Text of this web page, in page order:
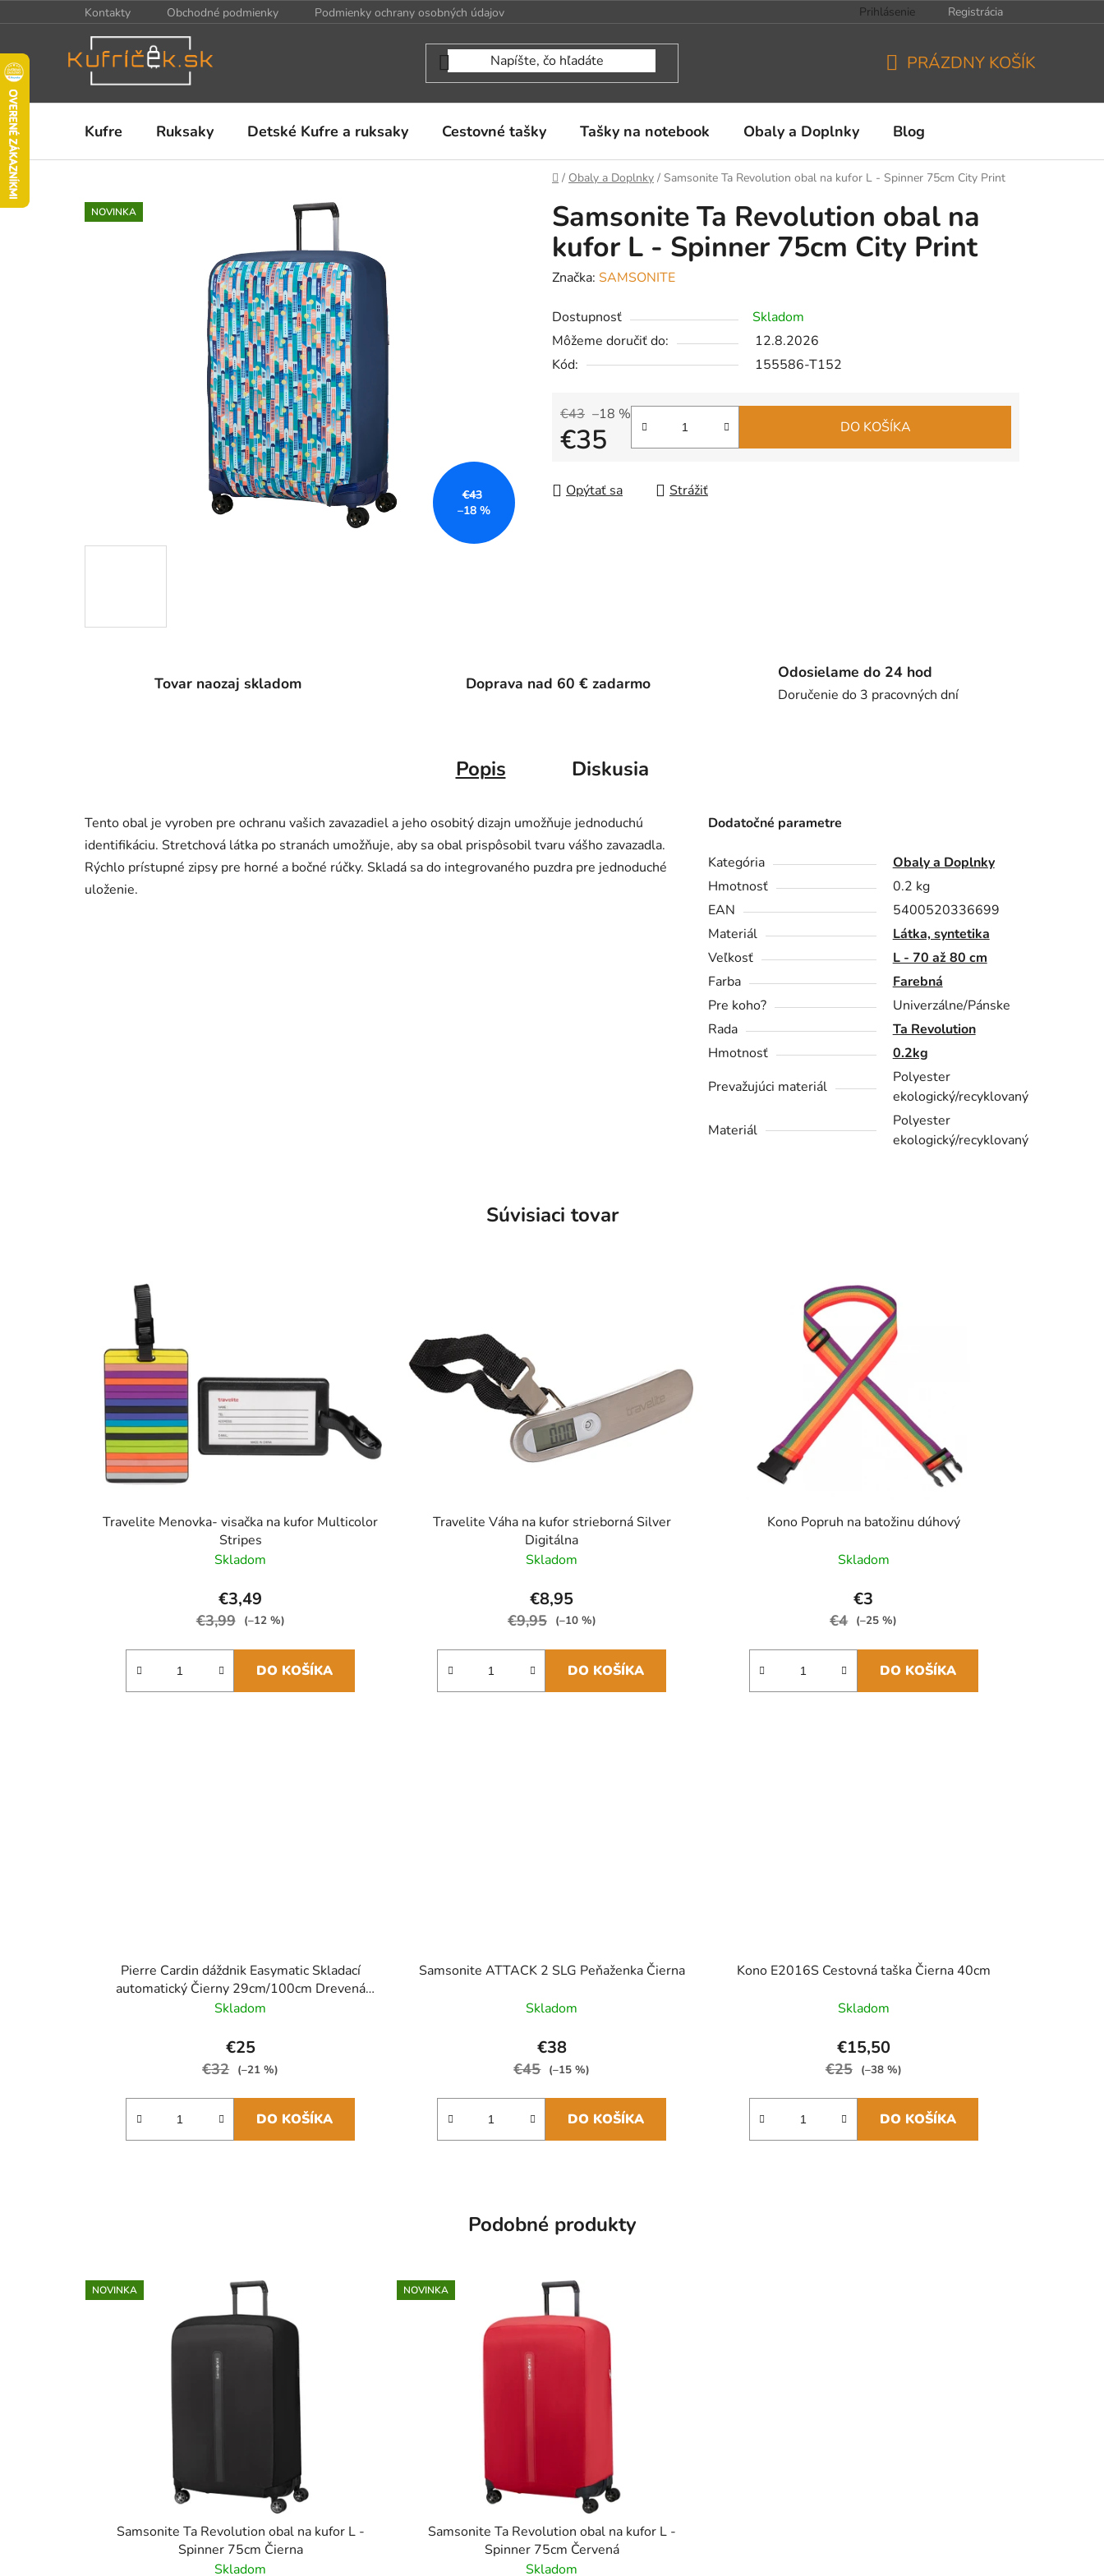
na
Kontakty Obchodné podmienky Podmienky ochrany osobných údajov Prihlásenie Registrácia
KOŠÍK
PRÁZDNY KOŠÍK
Kufre Ruksaky Detské Kufre a ruksaky Cestovné tašky Tašky na notebook Obaly a Doplnky Blog
Domov
/ Obaly a Doplnky / Samsonite Ta Revolution obal na kufor L - Spinner 75cm City Print
Samsonite Ta Revolution obal na
kufor L - Spinner 75cm City Print
Značka: SAMSONITE
Dostupnosť
Skladom
Môžeme doručiť do:
12.8.2026
Kód:
155586-T152
€43 –18 %
€35 DO KOŠÍKA
Opýtať sa Strážiť
NOVINKA
€43
–18 %
Tovar naozaj skladom Doprava nad 60 € zadarmo
Odosielame do 24 hod
Doručenie do 3 pracovných dní
Popis Diskusia
Tento obal je vyroben pre ochranu vašich zavazadiel a jeho osobitý dizajn umožňuje jednoduchú
identifikáciu. Stretchová látka po stranách umožňuje, aby sa obal prispôsobil tvaru vášho zavazadla.
Rýchlo prístupné zipsy pre horné a bočné rúčky. Skladá sa do integrovaného puzdra pre jednoduché
uloženie.
Dodatočné parametre
Kategória
Obaly a Doplnky
Hmotnosť
0.2 kg
EAN
5400520336699
Materiál
Látka, syntetika
Veľkosť
L - 70 až 80 cm
Farba
Farebná
Pre koho?
Univerzálne/Pánske
Rada
Ta Revolution
Hmotnosť
0.2kg
Prevažujúci materiál
Polyester
ekologický/recyklovaný
Materiál
Polyester
ekologický/recyklovaný
Súvisiaci tovar
Travelite Menovka- visačka na kufor Multicolor
Stripes
Skladom
€3,49
€3,99 (–12 %)
DO KOŠÍKA
Travelite Váha na kufor strieborná Silver
Digitálna
Skladom
€8,95
€9,95 (–10 %)
DO KOŠÍKA
Kono Popruh na batožinu dúhový
Skladom
€3
€4 (–25 %)
DO KOŠÍKA
Pierre Cardin dáždnik Easymatic Skladací
automatický Čierny 29cm/100cm Drevená
rukoväť
Skladom
€25
€32 (–21 %)
DO KOŠÍKA
Samsonite ATTACK 2 SLG Peňaženka Čierna
Skladom
€38
€45 (–15 %)
DO KOŠÍKA
Kono E2016S Cestovná taška Čierna 40cm
Skladom
€15,50
€25 (–38 %)
DO KOŠÍKA
Podobné produkty
NOVINKA
Samsonite Ta Revolution obal na kufor L -
Spinner 75cm Čierna
Skladom
NOVINKA
Samsonite Ta Revolution obal na kufor L -
Spinner 75cm Červená
Skladom